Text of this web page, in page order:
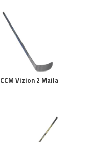
CCM Vizion 2 Maila